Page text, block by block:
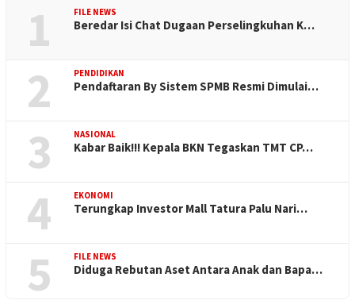
1 FILE NEWS
Beredar Isi Chat Dugaan Perselingkuhan K…
2 PENDIDIKAN
Pendaftaran By Sistem SPMB Resmi Dimulai…
3 NASIONAL
Kabar Baik!!! Kepala BKN Tegaskan TMT CP…
4 EKONOMI
Terungkap Investor Mall Tatura Palu Nari…
5 FILE NEWS
Diduga Rebutan Aset Antara Anak dan Bapa…